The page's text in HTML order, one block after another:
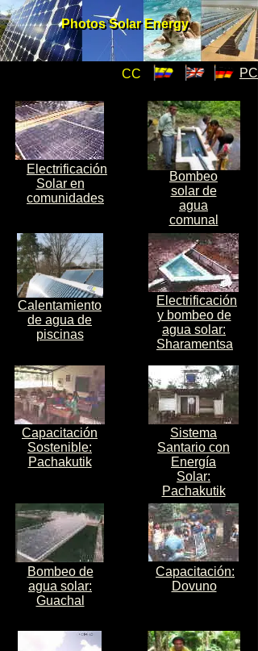
Photos Solar Energy
Photos Solar Energy
Electrificación
Solar en
comunidades
Electrificación
y bombeo de
agua solar:
Sharamentsa
Calentamiento
de agua de
piscinas
Bombeo
solar de
agua
comunal
Capacitación
Sostenible:
Pachakutik
Sistema
Santario con
Energía
Solar:
Pachakutik
Bombeo de
agua solar:
Guachal
Capacitación:
Dovuno
PC
CC